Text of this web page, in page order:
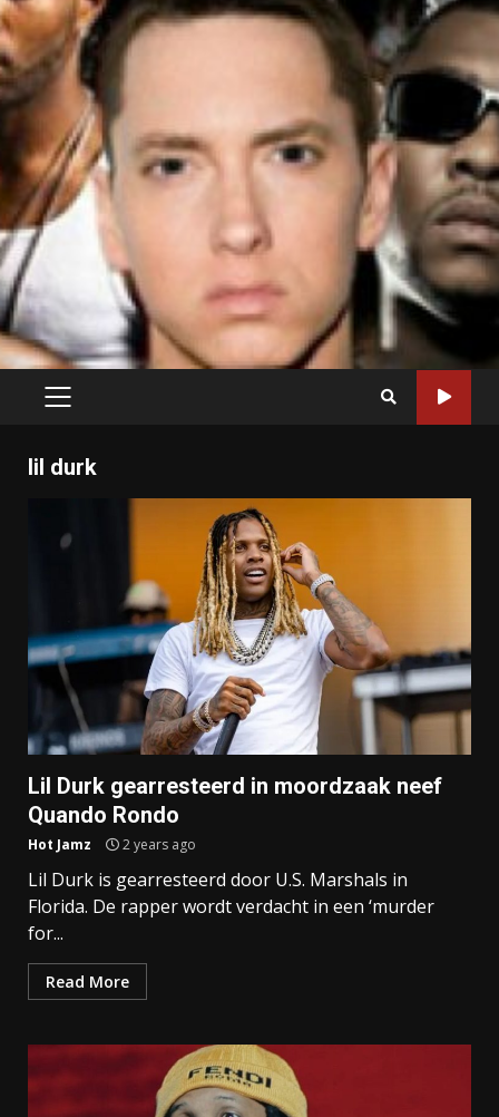
PRIMARY
lil durk
Lil Durk gearresteerd in moordzaak neef
Quando Rondo
Hot Jamz 2 years ago
Lil Durk is gearresteerd door U.S. Marshals in
Florida. De rapper wordt verdacht in een ‘murder
for...
Read More